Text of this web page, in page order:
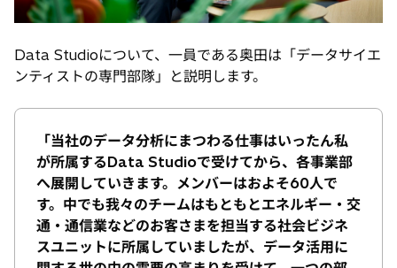
Data Studioについて、一員である奥田は「データサイエ
ンティストの専門部隊」と説明します。
「当社のデータ分析にまつわる仕事はいったん私
が所属するData Studioで受けてから、各事業部
へ展開していきます。メンバーはおよそ60人で
す。中でも我々のチームはもともとエネルギー・交
通・通信業などのお客さまを担当する社会ビジネ
スユニットに所属していましたが、データ活用に